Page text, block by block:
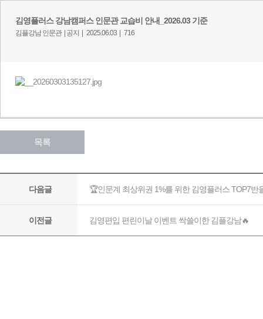
김영플러스 강남캠퍼스 인문관 교습비 안내_2026.03 기준
김플강남 인문관 | 공지 | 2025.06.03 | 716
목록
다음글 🏆인문계 최상위권 1%를 위한 김영플러스 TOP7반
이전글 김영편입 편린이날 이벤트 싹쓸이한 김플강남🔥